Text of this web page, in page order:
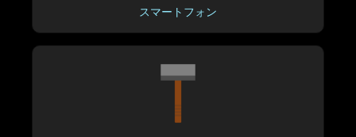
スマートフォン